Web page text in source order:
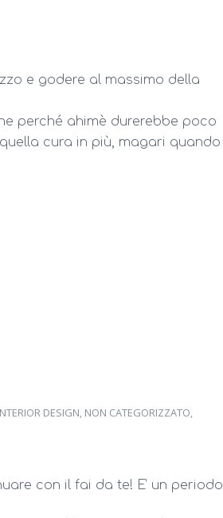
e godere al massimo della
perché ahimè durerebbe poco
cura in più, magari quando
DESIGN, NON CATEGORIZZATO,
con il fai da te! E’ un periodo